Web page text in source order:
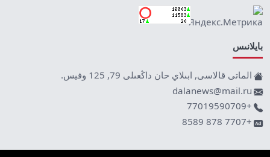
بايلانىس
الماتى قالاسى, ابىلاي حان داڭعىلى 79, 125 وفيس.
dalanews@mail.ru
+77019590709
+7707 878 8589